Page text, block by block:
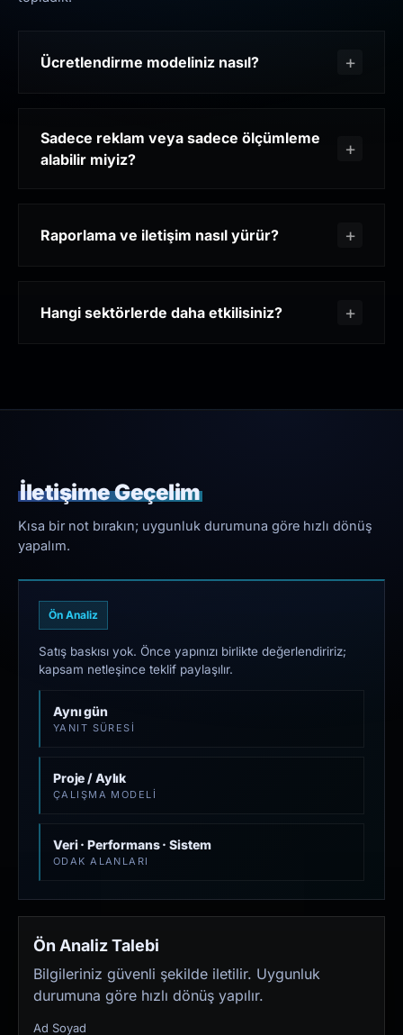
Ücretlendirme modeliniz nasıl?
Sadece reklam veya sadece ölçümleme
alabilir miyiz?
Raporlama ve iletişim nasıl yürür?
Hangi sektörlerde daha etkilisiniz?
İletişime Geçelim
Kısa bir not bırakın; uygunluk durumuna göre hızlı dönüş
yapalım.
Ön Analiz
Satış baskısı yok. Önce yapınızı birlikte değerlendiririz;
kapsam netleşince teklif paylaşılır.
Aynı gün
YANIT SÜRESI
Proje / Aylık
ÇALIŞMA MODELI
Veri · Performans · Sistem
ODAK ALANLARI
Ön Analiz Talebi
Bilgileriniz güvenli şekilde iletilir. Uygunluk
durumuna göre hızlı dönüş yapılır.
Ad Soyad